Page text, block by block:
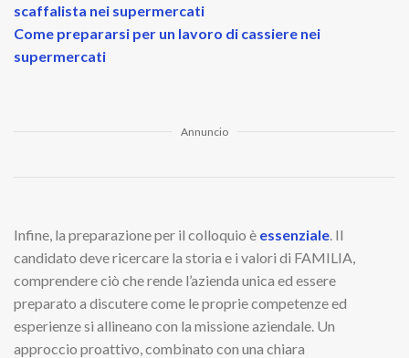
scaffalista nei supermercati
Come prepararsi per un lavoro di cassiere nei
supermercati
Annuncio
Infine, la preparazione per il colloquio è essenziale. Il
candidato deve ricercare la storia e i valori di FAMILIA,
comprendere ciò che rende l’azienda unica ed essere
preparato a discutere come le proprie competenze ed
esperienze si allineano con la missione aziendale. Un
approccio proattivo, combinato con una chiara